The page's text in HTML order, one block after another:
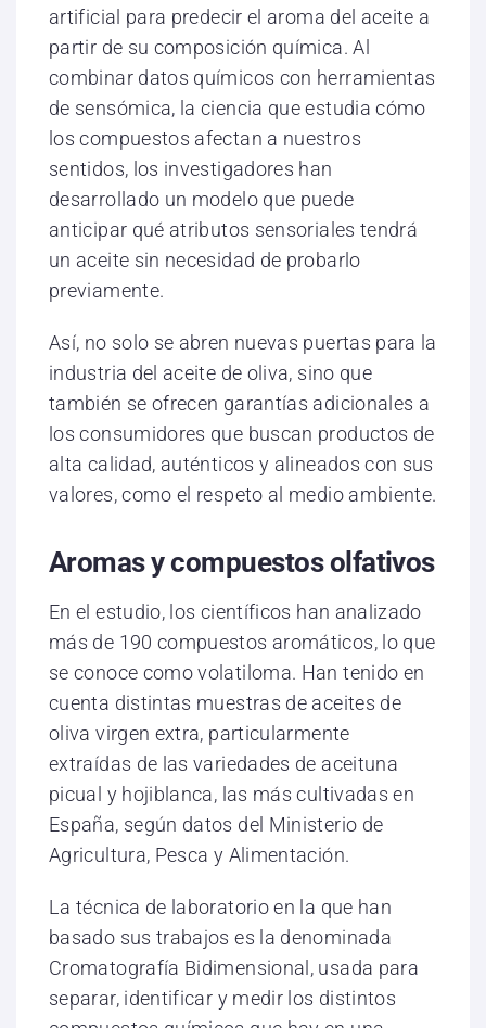
artificial para predecir el aroma del aceite a
partir de su composición química. Al
combinar datos químicos con herramientas
de sensómica, la ciencia que estudia cómo
los compuestos afectan a nuestros
sentidos, los investigadores han
desarrollado un modelo que puede
anticipar qué atributos sensoriales tendrá
un aceite sin necesidad de probarlo
previamente.
Así, no solo se abren nuevas puertas para la
industria del aceite de oliva, sino que
también se ofrecen garantías adicionales a
los consumidores que buscan productos de
alta calidad, auténticos y alineados con sus
valores, como el respeto al medio ambiente.
Aromas y compuestos olfativos
En el estudio, los científicos han analizado
más de 190 compuestos aromáticos, lo que
se conoce como volatiloma. Han tenido en
cuenta distintas muestras de aceites de
oliva virgen extra, particularmente
extraídas de las variedades de aceituna
picual y hojiblanca, las más cultivadas en
España, según datos del Ministerio de
Agricultura, Pesca y Alimentación.
La técnica de laboratorio en la que han
basado sus trabajos es la denominada
Cromatografía Bidimensional, usada para
separar, identificar y medir los distintos